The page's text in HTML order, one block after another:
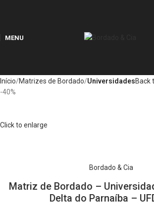
MENU
Início Matrizes de Bordado UniversidadesBack
-40%
Click to enlarge
Bordado & Cia
Matriz de Bordado –
Delta do Parnaíba –